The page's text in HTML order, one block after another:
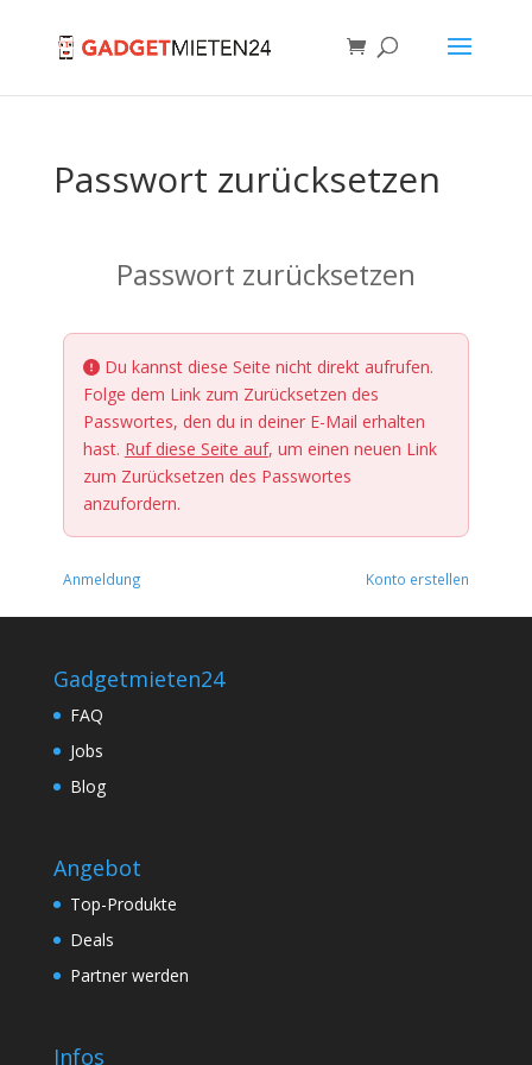
Passwort zurücksetzen
Passwort zurücksetzen
Du kannst diese Seite nicht direkt aufrufen.
Folge dem Link zum Zurücksetzen des
Passwortes, den du in deiner E-Mail erhalten
hast. Ruf diese Seite auf, um einen neuen Link
zum Zurücksetzen des Passwortes
anzufordern.
Anmeldung Konto erstellen
Gadgetmieten24
FAQ
Jobs
Blog
Angebot
Top-Produkte
Deals
Partner werden
Infos